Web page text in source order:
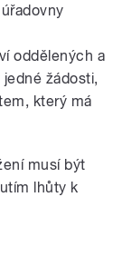
oddělených a
žádosti,
který má
musí být
lhůty k